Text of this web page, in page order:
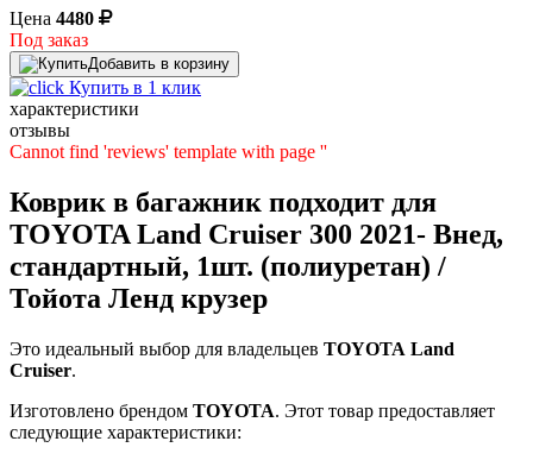
Цена 4480
Под заказ
Добавить в корзину
Купить в 1 клик
характеристики
отзывы
Cannot find 'reviews' template with page ''
Коврик в багажник подходит для
TOYOTA Land Cruiser 300 2021- Внед,
стандартный, 1шт. (полиуретан) /
Тойота Ленд крузер
Это идеальный выбор для владельцев TOYOTA Land
Cruiser.
Изготовлено брендом TOYOTA. Этот товар предоставляет
следующие характеристики: